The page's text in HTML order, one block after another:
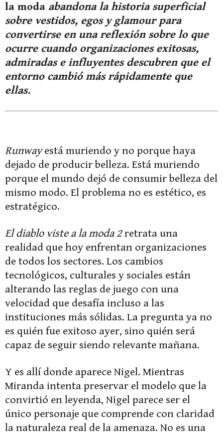
la moda abandona la historia superficial
sobre vestidos, egos y glamour para
convertirse en una reflexión sobre lo que
ocurre cuando organizaciones exitosas,
admiradas e influyentes descubren que el
entorno cambió más rápidamente que
ellas.
Runwayestá muriendo y no porque haya
dejado de producir belleza. Está muriendo
porque el mundo dejó de consumir belleza del
mismo modo. El problema no es estético, es
estratégico.
El diablo viste a la moda 2retrata una
realidad que hoy enfrentan organizaciones
de todos los sectores. Los cambios
tecnológicos, culturales y sociales están
alterando las reglas de juego con una
velocidad que desafía incluso a las
instituciones más sólidas. La pregunta ya no
es quién fue exitoso ayer, sino quién será
capaz de seguir siendo relevante mañana.
Y es allí donde aparece Nigel. Mientras
Miranda intenta preservar el modelo que la
convirtió en leyenda, Nigel parece ser el
único personaje que comprende con claridad
la naturaleza real de la amenaza. No es una